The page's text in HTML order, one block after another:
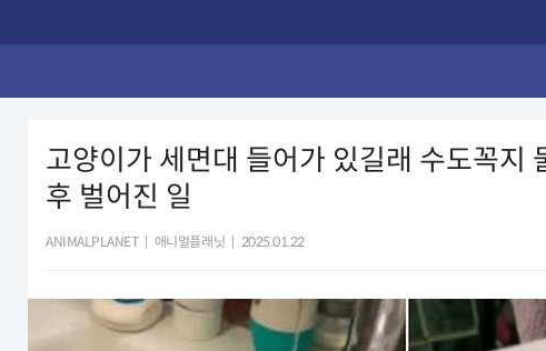
고양이가 세면대 들어가 있길래 수도꼭지
후 벌어진 일
ANIMALPLANET 애니멀플래닛 2025.01.22